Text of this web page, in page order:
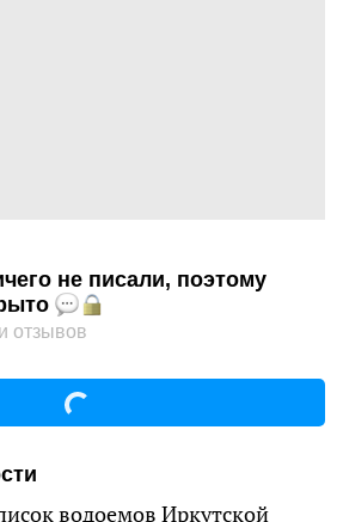
не писали, поэтому
отзывов
водоемов Иркутской